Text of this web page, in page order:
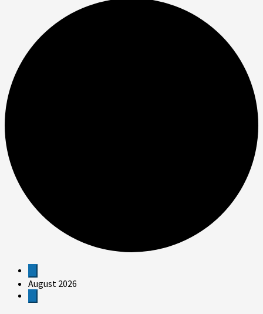
Veranstaltungen
August 2026